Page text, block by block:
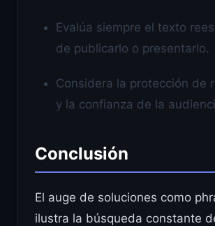
Evalúa siempre el texto
de publicarlo o presentarlo.
Considera la protección de
y la confianza de la
Conclusión
El auge de soluciones como
ilustra la búsqueda constante